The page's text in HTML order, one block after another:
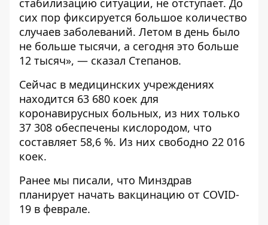
стабилизацию ситуации, не отступает. До
сих пор фиксируется большое количество
случаев заболеваний. Летом в день было
не больше тысячи, а сегодня это больше
12 тысяч», — сказал Степанов.
Сейчас в медицинских учреждениях
находится 63 680 коек для
коронавирусных больных, из них только
37 308 обеспечены кислородом, что
составляет 58,6 %. Из них свободно 22 016
коек.
Ранее мы писали, что Минздрав
планирует начать вакцинацию от COVID-
19 в феврале.